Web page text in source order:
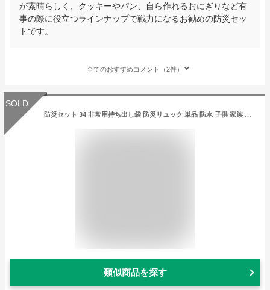
が素晴らしく、クッキーやパン、自ら作れるおにぎりなど有
事の際に役立つラインナップで戦力になるお勧めの防災セッ
トです。
全てのおすすめコメント（2件）
SOLD
防災セット 34 非常用持ち出し袋 防災リュック 単品 防水 子供 家族 避難グッズ 避難用品 地震 台風 防災用品 災害 震災 トイレ 水 マスク 防災士オススメ 避難所 1人1つ 2021改良版 緊急事態
類似商品を探す